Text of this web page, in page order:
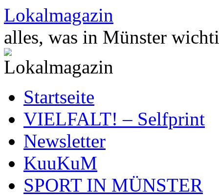
Zum
Inhalt
springen
Lokalmagazin
alles, was in Münster
Startseite
VIELFALT! – Selfprint
Newsletter
KuuKuM
SPORT IN MÜNSTER